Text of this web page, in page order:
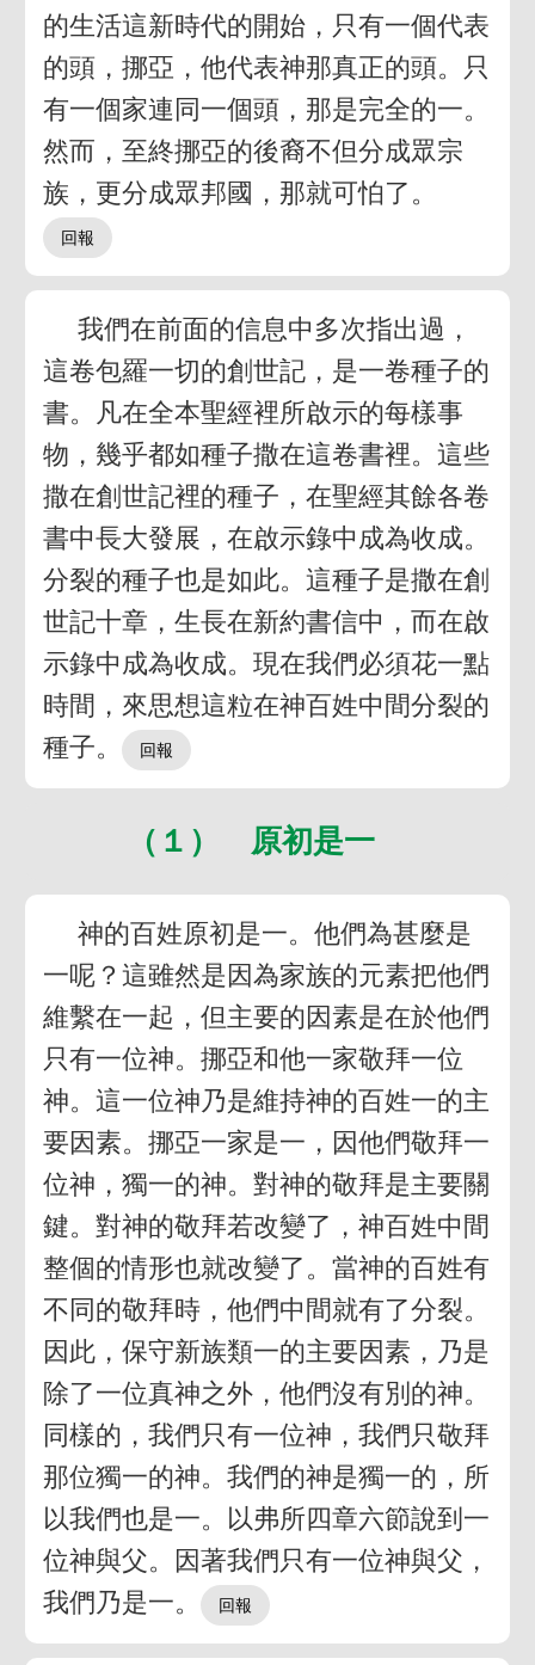
的生活這新時代的開始，只有一個代表
的頭，挪亞，他代表神那真正的頭。只
有一個家連同一個頭，那是完全的一。
然而，至終挪亞的後裔不但分成眾宗
族，更分成眾邦國，那就可怕了。
我們在前面的信息中多次指出過，
這卷包羅一切的創世記，是一卷種子的
書。凡在全本聖經裡所啟示的每樣事
物，幾乎都如種子撒在這卷書裡。這些
撒在創世記裡的種子，在聖經其餘各卷
書中長大發展，在啟示錄中成為收成。
分裂的種子也是如此。這種子是撒在創
世記十章，生長在新約書信中，而在啟
示錄中成為收成。現在我們必須花一點
時間，來思想這粒在神百姓中間分裂的
種子。
（１） 原初是一
神的百姓原初是一。他們為甚麼是
一呢？這雖然是因為家族的元素把他們
維繫在一起，但主要的因素是在於他們
只有一位神。挪亞和他一家敬拜一位
神。這一位神乃是維持神的百姓一的主
要因素。挪亞一家是一，因他們敬拜一
位神，獨一的神。對神的敬拜是主要關
鍵。對神的敬拜若改變了，神百姓中間
整個的情形也就改變了。當神的百姓有
不同的敬拜時，他們中間就有了分裂。
因此，保守新族類一的主要因素，乃是
除了一位真神之外，他們沒有別的神。
同樣的，我們只有一位神，我們只敬拜
那位獨一的神。我們的神是獨一的，所
以我們也是一。以弗所四章六節說到一
位神與父。因著我們只有一位神與父，
我們乃是一。